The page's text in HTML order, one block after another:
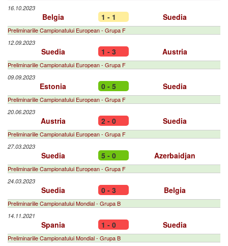
16.10.2023
Belgia 1 - 1 Suedia
Preliminariile Campionatului European - Grupa F
12.09.2023
Suedia 1 - 3 Austria
Preliminariile Campionatului European - Grupa F
09.09.2023
Estonia 0 - 5 Suedia
Preliminariile Campionatului European - Grupa F
20.06.2023
Austria 2 - 0 Suedia
Preliminariile Campionatului European - Grupa F
27.03.2023
Suedia 5 - 0 Azerbaidjan
Preliminariile Campionatului European - Grupa F
24.03.2023
Suedia 0 - 3 Belgia
Preliminariile Campionatului Mondial - Grupa B
14.11.2021
Spania 1 - 0 Suedia
Preliminariile Campionatului Mondial - Grupa B